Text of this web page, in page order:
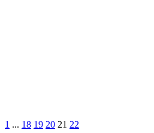
1 ... 18 19 20 21 22